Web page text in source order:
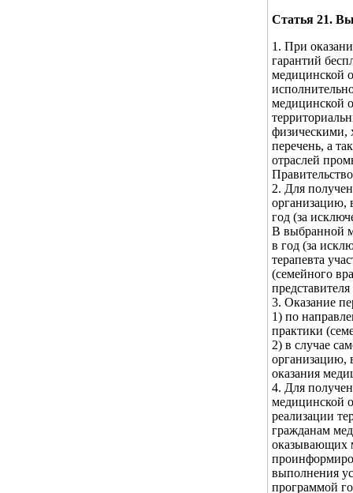
Статья 21.
1. При
гарантий
медицинской
медицинской
физическими,
перечень, а
отраслей
2. Для
организацию,
год (за
В выбранной
в год (за
терапевта
(семейного
3. Оказание
1) по
практики
2) в случае
организацию,
оказания
4. Для
медицинской
реализации
гражданам
оказывающих
выполнения
программой